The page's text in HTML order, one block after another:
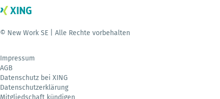
© New Work SE | Alle Rechte vorbehalten
Impressum
AGB
Datenschutz bei XING
Datenschutzerklärung
Mitgliedschaft kündigen